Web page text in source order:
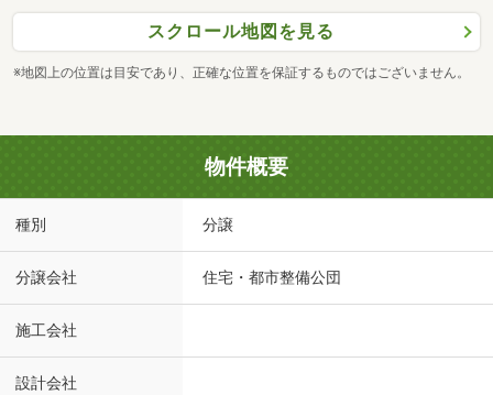
スクロール地図を見る
※地図上の位置は目安であり、正確な位置を保証するものではございません。
物件概要
種別 分譲
分譲会社 住宅・都市整備公団
施工会社
設計会社